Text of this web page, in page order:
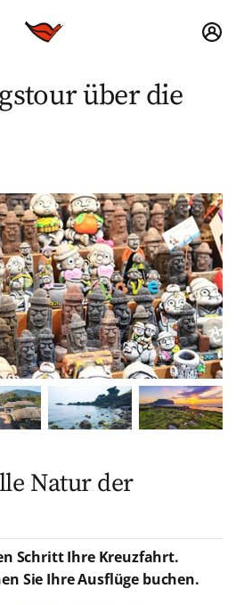
über die
Natur der
Schritt Ihre Kreuzfahrt.
Sie Ihre Ausflüge buchen.